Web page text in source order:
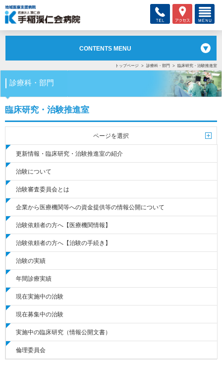
CONTENTS MENU
トップページ 診療科・部門 臨床研究・治験推進室
診療科・部門
臨床研究・治験推進室
ページを選択
更新情報・ 臨床研究・治験推進室の紹介
治験について
治験審査委員会とは
企業から医療機関等への資金提供等の情報公開について
治験依頼者の方へ【医療機関情報】
治験依頼者の方へ【治験の手続き】
治験の実績
年間診療実績
現在実施中の治験
現在募集中の治験
実施中の臨床研究 （情報公開文書）
倫理委員会